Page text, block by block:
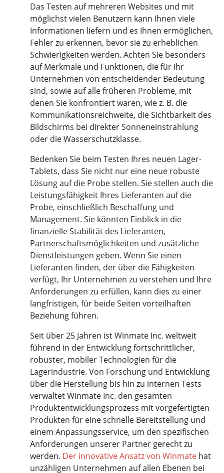
Das Testen auf mehreren Websites und mit
möglichst vielen Benutzern kann Ihnen viele
Informationen liefern und es Ihnen ermöglichen,
Fehler zu erkennen, bevor sie zu erheblichen
Schwierigkeiten werden. Achten Sie besonders
auf Merkmale und Funktionen, die für Ihr
Unternehmen von entscheidender Bedeutung
sind, sowie auf alle früheren Probleme, mit
denen Sie konfrontiert waren, wie z. B. die
Kommunikationsreichweite, die Sichtbarkeit des
Bildschirms bei direkter Sonneneinstrahlung
oder die Wasserschutzklasse.
Bedenken Sie beim Testen Ihres neuen Lager-
Tablets, dass Sie nicht nur eine neue robuste
Lösung auf die Probe stellen. Sie stellen auch die
Leistungsfähigkeit Ihres Lieferanten auf die
Probe, einschließlich Beschaffung und
Management. Sie könnten Einblick in die
finanzielle Stabilität des Lieferanten,
Partnerschaftsmöglichkeiten und zusätzliche
Dienstleistungen geben. Wenn Sie einen
Lieferanten finden, der über die Fähigkeiten
verfügt, Ihr Unternehmen zu verstehen und Ihre
Anforderungen zu erfüllen, kann dies zu einer
langfristigen, für beide Seiten vorteilhaften
Beziehung führen.
Seit über 25 Jahren ist Winmate Inc. weltweit
führend in der Entwicklung fortschrittlicher,
robuster, mobiler Technologien für die
Lagerindustrie. Von Forschung und Entwicklung
über die Herstellung bis hin zu internen Tests
verwaltet Winmate Inc. den gesamten
Produktentwicklungsprozess mit vorgefertigten
Produkten für eine schnelle Bereitstellung und
einem Anpassungsservice, um den spezifischen
Anforderungen unserer Partner gerecht zu
werden. Der innovative Ansatz von Winmate hat
unzähligen Unternehmen auf allen Ebenen bei